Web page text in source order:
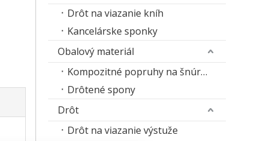
Drôt na viazanie kníh
Kancelárske sponky
Obalový materiál
Kompozitné popruhy na šnúrky
Drôtené spony
Drôt
Drôt na viazanie výstuže